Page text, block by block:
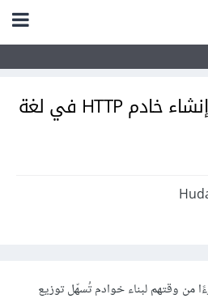
كيفية إنشاء خادم HTTP في لغة
من وقتهم لبناء خوادم تُسهّل توزيع